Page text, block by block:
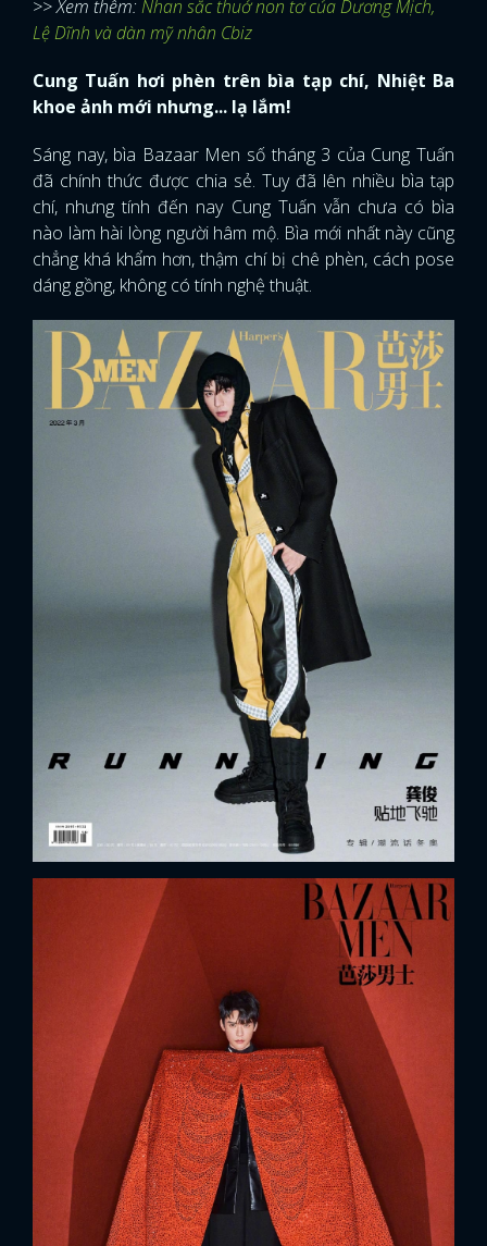
>> Xem thêm:Nhan sắc thuở non tơ của Dương Mịch,
Lệ Dĩnh và dàn mỹ nhân Cbiz
Cung Tuấn hơi phèn trên bìa tạp chí, Nhiệt Ba
khoe ảnh mới nhưng... lạ lắm!
Sáng nay, bìa Bazaar Men số tháng 3 của Cung Tuấn
đã chính thức được chia sẻ. Tuy đã lên nhiều bìa tạp
chí, nhưng tính đến nay Cung Tuấn vẫn chưa có bìa
nào làm hài lòng người hâm mộ. Bìa mới nhất này cũng
chẳng khá khẩm hơn, thậm chí bị chê phèn, cách pose
dáng gồng, không có tính nghệ thuật.